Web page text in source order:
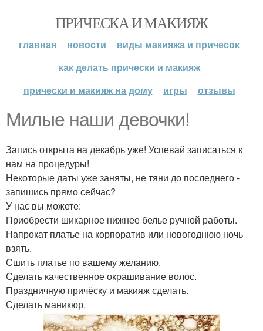
ПРИЧЕСКА И МАКИЯЖ
главная новости
виды макияжа и причесок
как делать прически и макияж
прически и макияж на дому
игры отзывы
Милые наши девочки!
Запись открыта на декабрь уже! Успевай записаться к
нам на процедуры!
Некоторые даты уже заняты, не тяни до последнего -
запишись прямо сейчас?
У нас вы можете:
Приобрести шикарное нижнее белье ручной работы.
Напрокат платье на корпоратив или новогоднюю ночь
взять.
Сшить платье по вашему желанию.
Сделать качественное окрашивание волос.
Праздничную причёску и макияж сделать.
Сделать маникюр.